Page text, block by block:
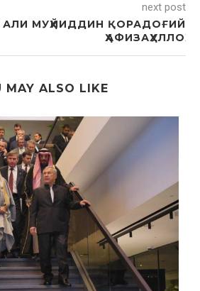
next post
МУҲЙИДДИН ҚОРАДОҒИЙ
ҲАФИЗАҲУЛЛОҲ
MAY ALSO LIKE